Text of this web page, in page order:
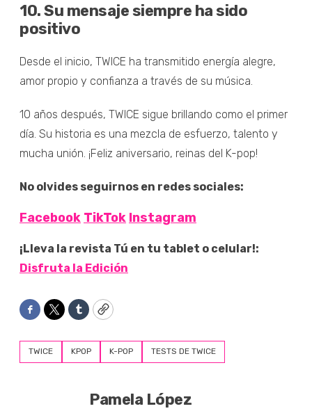
10. Su mensaje siempre ha sido
positivo
Desde el inicio, TWICE ha transmitido energía alegre,
amor propio y confianza a través de su música.
10 años después, TWICE sigue brillando como el primer
día. Su historia es una mezcla de esfuerzo, talento y
mucha unión. ¡Feliz aniversario, reinas del K-pop!
No olvides seguirnos en redes sociales:
Facebook TikTok Instagram
¡Lleva la revista Tú en tu tablet o celular!:
Disfruta la Edición
Facebook
TwitterTumblrCopy
TWICE KPOP K-POP TESTS DE TWICE
Pamela López